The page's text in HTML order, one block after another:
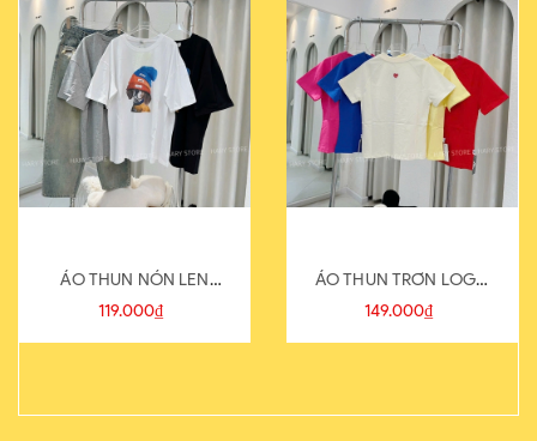
ÁO THUN NÓN LEN
821-1
119.000₫
ÁO THUN TRƠN LOGO
SAU
149.000₫